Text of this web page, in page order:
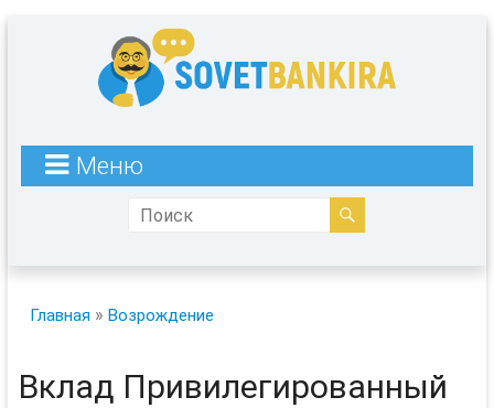
Меню
Главная » Возрождение
Вклад Привилегированный